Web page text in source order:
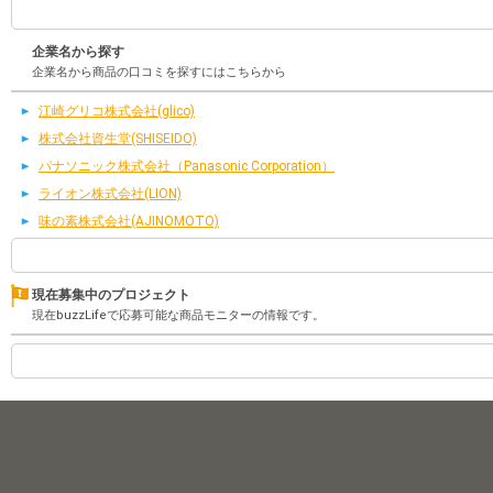
企業名から探す
企業名から商品の口コミを探すにはこちらから
江崎グリコ株式会社(glico)
株式会社資生堂(SHISEIDO)
パナソニック株式会社（Panasonic Corporation）
ライオン株式会社(LION)
味の素株式会社(AJINOMOTO)
現在募集中のプロジェクト
現在buzzLifeで応募可能な商品モニターの情報です。